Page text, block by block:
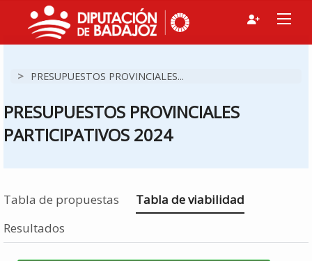
> PRESUPUESTOS PROVINCIALES...
PRESUPUESTOS PROVINCIALES
PARTICIPATIVOS 2024
Tabla de propuestas Estás en
Tabla de viabilidad
Resultados